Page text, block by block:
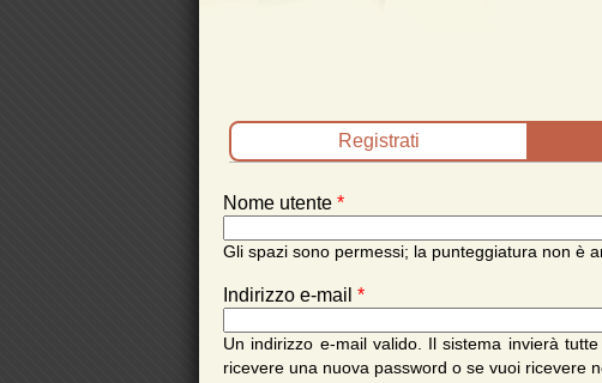
Schede primarie
Registrati
Nome utente *
Gli spazi sono permessi; la punteggiatura non è
Indirizzo e-mail *
Un indirizzo e-mail valido. Il sistema invierà
ricevere una nuova password o se vuoi ricevere